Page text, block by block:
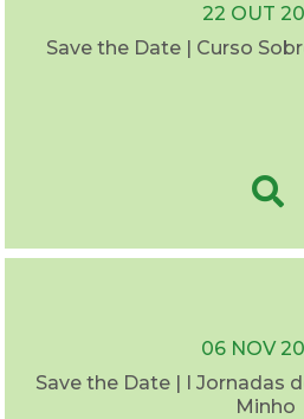
22 OUT
Save the Date | Curso
06 NOV
Save the Date | I Jornadas
Minho